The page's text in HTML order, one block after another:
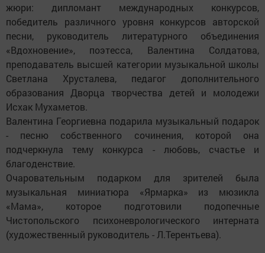
жюри: дипломант международных конкурсов,
победитель различного уровня конкурсов авторской
песни, руководитель литературного объединения
«Вдохновение», поэтесса, Валентина Солдатова,
преподаватель высшей категории музыкальной школы
Светлана Хрусталева, педагог дополнительного
образования Дворца творчества детей и молодежи
Исхак Мухаметов.
Валентина Георгиевна подарила музыкальный подарок
- песню собственного сочинения, которой она
подчеркнула тему конкурса - любовь, счастье и
благоденствие.
Очаровательным подарком для зрителей была
музыкальная миниатюра «Ярмарка» из мюзикла
«Мама», которое подготовили подопечные
Чистопольского психоневрологического интерната
(художественный руководитель - Л.Терентьева).